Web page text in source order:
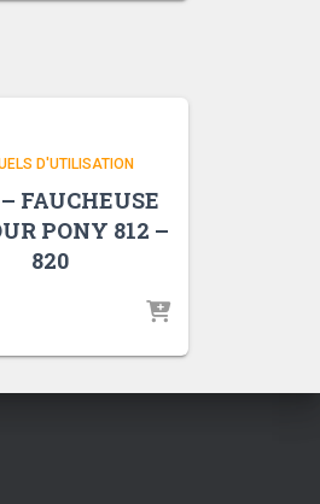
D'UTILISATION
FAUCHEUSE
PONY 812 –
820